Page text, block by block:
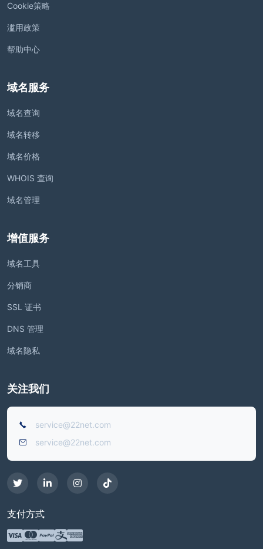
Cookie策略
滥用政策
帮助中心
域名服务
域名查询
域名转移
域名价格
WHOIS 查询
域名管理
增值服务
域名工具
分销商
SSL 证书
DNS 管理
域名隐私
关注我们
service@22net.com
service@22net.com
支付方式